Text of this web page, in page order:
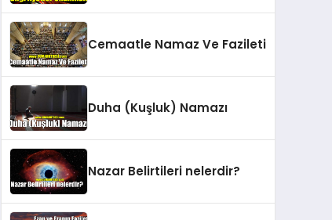
Cemaatle Namaz Ve Fazileti
Duha (Kuşluk) Namazı
Nazar Belirtileri nelerdir?